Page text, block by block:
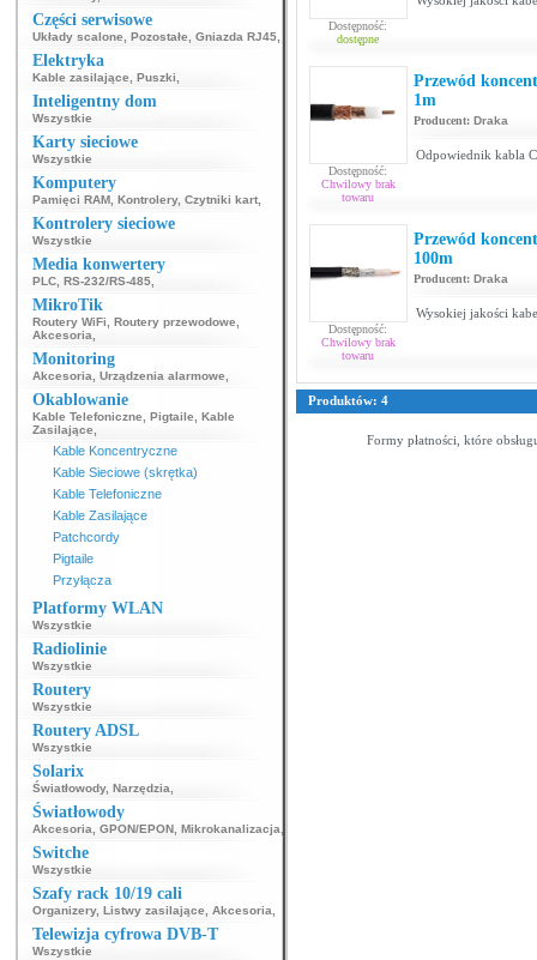
Części serwisowe
Układy scalone Pozostałe Gniazda RJ45
Elektryka
Kable zasilające Puszki
Inteligentny dom
Wszystkie
Karty sieciowe
Wszystkie
Komputery
Pamięci RAM Kontrolery, Czytniki kart
Kontrolery sieciowe
Wszystkie
Media konwertery
PLC RS-232/RS-485
MikroTik
Routery WiFi Routery przewodowe
Akcesoria
Monitoring
Akcesoria Urządzenia alarmowe
Okablowanie
Kable Telefoniczne Pigtaile
Kable
Zasilające
Kable Koncentryczne
Kable Sieciowe (skrętka)
Kable Telefoniczne
Kable Zasilające
Patchcordy
Pigtaile
Przyłącza
Platformy WLAN
Wszystkie
Radiolinie
Wszystkie
Routery
Wszystkie
Routery ADSL
Wszystkie
Solarix
Światłowody, Narzędzia
Światłowody
Akcesoria GPON/EPON Mikrokanalizacja
Switche
Wszystkie
Szafy rack 10/19 cali
Organizery, Listwy zasilające Akcesoria
Telewizja cyfrowa DVB-T
Wszystkie
Dostępność:
dostępne
Dostępność:
Chwilowy brak
towaru
Przewód
1m
Producent: Draka
Odpowiednik kabla
Dostępność:
Chwilowy brak
towaru
Przewód
100m
Producent: Draka
Wysokiej jakości
Produktów: 4
Formy płatności, które